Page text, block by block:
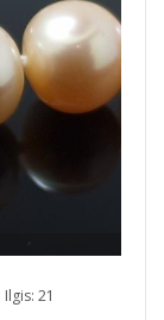
Ilgis: 21